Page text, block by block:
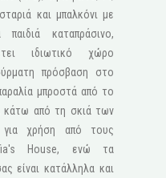
και μπαλκόνι με
καταπράσινο,
ιδιωτικό χώρο
πρόσβαση στο
μπροστά από το
κάτω από τη σκιά των
για χρήση από τους
House, ενώ τα
είναι κατάλληλα και